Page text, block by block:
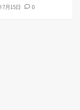
7月15日 0